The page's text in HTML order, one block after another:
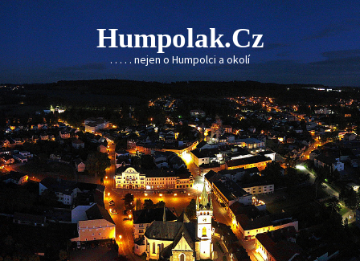
Skip
to
content
Humpolak.cz
. . . . . nejen o Humpolci a okolí